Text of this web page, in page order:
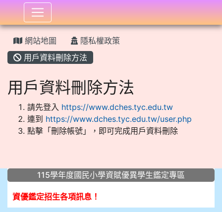
:::
網站地圖
隱私權政策
用戶資料刪除方法
用戶資料刪除方法
請先登入 https://www.dches.tyc.edu.tw
連到 https://www.dches.tyc.edu.tw/user.php
點擊「刪除帳號」，即可完成用戶資料刪除
::: 115學年度國民小學資賦優異學生鑑定專區
資優鑑定招生各項訊息！